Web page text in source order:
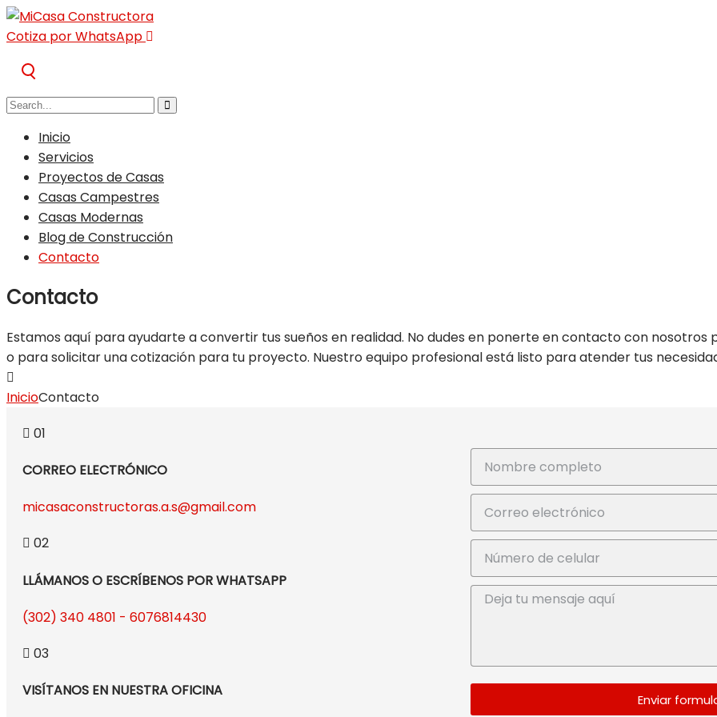
Cotiza por WhatsApp
Inicio
Servicios
Proyectos de Casas
Casas Campestres
Casas Modernas
Blog de Construcción
Contacto
Contacto
Estamos aquí para ayudarte a convertir tus sueños en realidad. No dudes en ponerte en contacto con
o para solicitar una cotización para tu proyecto. Nuestro equipo profesional está listo para atender tus
InicioContacto
01
CORREO ELECTRÓNICO
micasaconstructoras.a.s@gmail.com
02
LLÁMANOS O ESCRÍBENOS POR WHATSAPP
(302) 340 4801 - 6076814430
03
VISÍTANOS EN NUESTRA OFICINA Enviar